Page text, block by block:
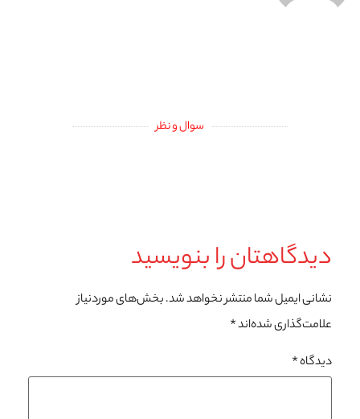
سوال و نظر
دیدگاهتان را بنویسید
نشانی ایمیل شما منتشر نخواهد شد.بخش‌های موردنیاز
علامت‌گذاری شده‌اند*
دیدگاه*